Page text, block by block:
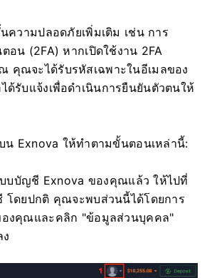
ความปลอดภัยเพิ่มเติม เช่น การ
อน (2FA) หากเปิดใช้งาน 2FA
คุณจะได้รับรหัสเฉพาะในอีเมลของ
รับแจ้งเพื่อดำเนินการยืนยันตัวตนให้
น Exnova ให้ทำตามขั้นตอนเหล่านี้:
บบบัญชี Exnova ของคุณแล้ว ให้ไปที่
โดยปกติ คุณจะพบส่วนนี้ได้โดยการ
องคุณและคลิก "ข้อมูลส่วนบุคคล"